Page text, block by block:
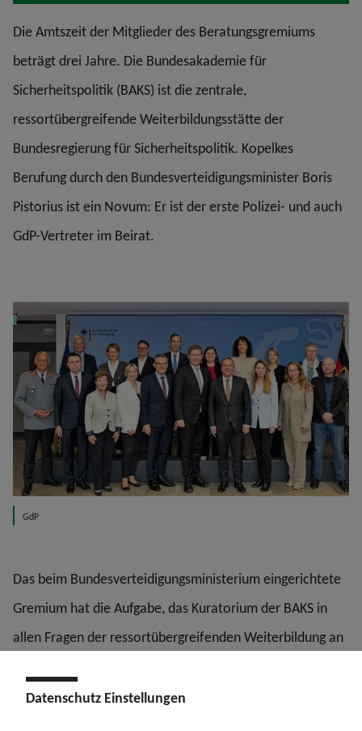
Die Amtszeit der Mitglieder des Beratungsgremiums
beträgt drei Jahre. Die Bundesakademie für
Sicherheitspolitik (BAKS) ist die zentrale,
ressortübergreifende Weiterbildungsstätte der
Bundesregierung für Sicherheitspolitik. Kopelkes
Berufung durch den Bundesverteidigungsminister Boris
Pistorius ist ein Novum: Er ist der erste Polizei- und auch
GdP-Vertreter im Beirat.
GdP
Das beim Bundesverteidigungsministerium eingerichtete
Gremium hat die Aufgabe, das Kuratorium der BAKS in
allen Fragen der ressortübergreifenden Weiterbildung an
und Gestalt der Lehre sowie zu ihrer Fortentwicklung ab
Datenschutz Einstellungen